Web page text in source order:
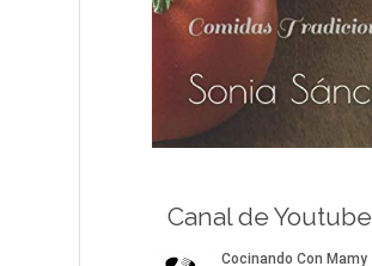
Canal de Youtube